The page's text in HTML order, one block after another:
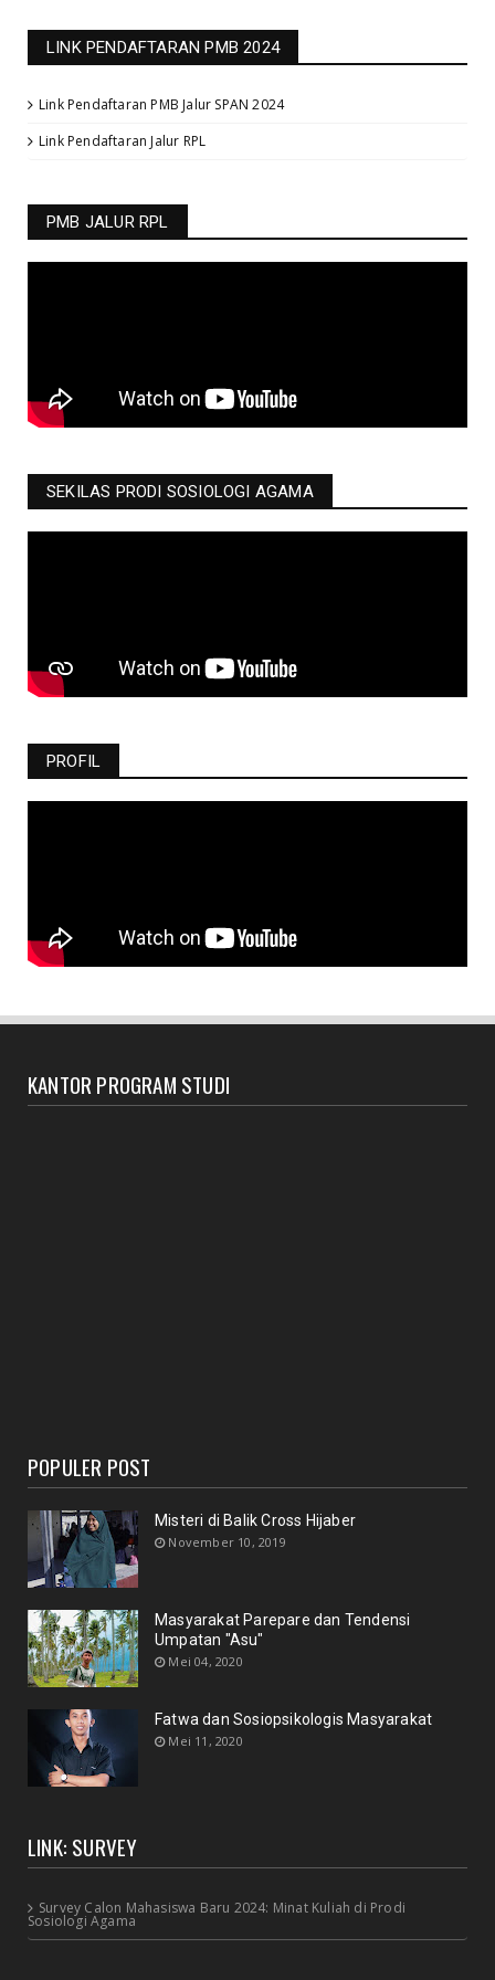
LINK PENDAFTARAN PMB 2024
Link Pendaftaran PMB Jalur SPAN 2024
Link Pendaftaran Jalur RPL
PMB JALUR RPL
SEKILAS PRODI SOSIOLOGI AGAMA
PROFIL
KANTOR PROGRAM STUDI
POPULER POST
Misteri di Balik Cross Hijaber
November 10, 2019
Masyarakat Parepare dan Tendensi
Umpatan "Asu"
Mei 04, 2020
Fatwa dan Sosiopsikologis Masyarakat
Mei 11, 2020
LINK: SURVEY
Survey Calon Mahasiswa Baru 2024: Minat Kuliah di Prodi
Sosiologi Agama